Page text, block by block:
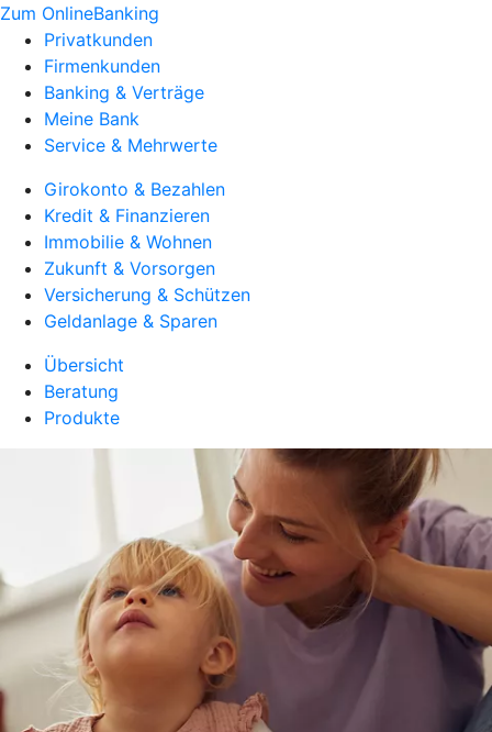
Zum OnlineBanking
Privatkunden
Firmenkunden
Banking & Verträge
Meine Bank
Service & Mehrwerte
Girokonto & Bezahlen
Kredit & Finanzieren
Immobilie & Wohnen
Zukunft & Vorsorgen
Versicherung & Schützen
Geldanlage & Sparen
Übersicht
Beratung
Produkte